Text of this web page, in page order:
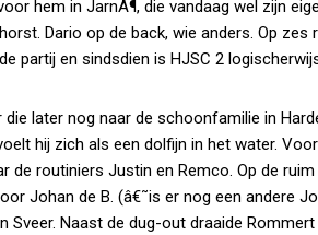
hem in JarnÃ¶, die vandaag wel zijn
Dario op de back, wie anders. Op
partij en sindsdien is HJSC 2
later nog naar de schoonfamilie in
hij zich als een dolfijn in het water.
de routiniers Justin en Remco. Op de
Johan de B. (â€˜is er nog een andere
Sveer. Naast de dug-out draaide